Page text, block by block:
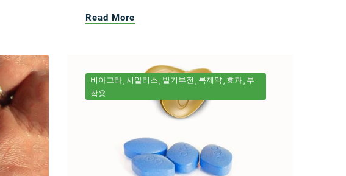
Read More
비아그라 시알리스 발기부전 복제약 효과 부
작용